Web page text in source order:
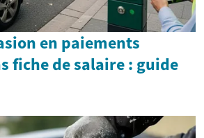
en paiements
fiche de salaire : guide